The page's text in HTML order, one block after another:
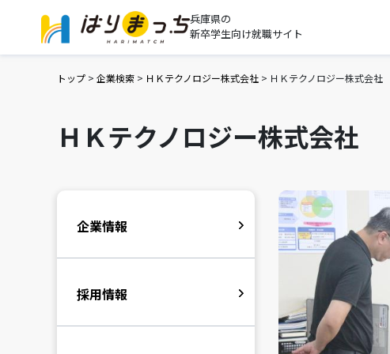
兵庫県の
新卒学生向け就職サイト
トップ > 企業検索 > ＨＫテクノロジー株式会社 > ＨＫテクノロジー株式会社
ＨＫテクノロジー株式会社
企業情報
採用情報